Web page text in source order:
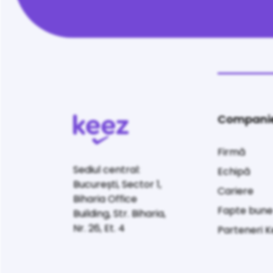
Sediul central:
București, Sector 1,
Biharia Office
Building, Str. Biharia,
Nr. 26, Et. 4
Firmă
Echipă
Cariere
Fapte bune
Parteneri